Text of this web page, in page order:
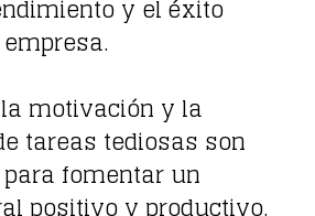
y el éxito
motivación y la
tareas tediosas son
fomentar un
positivo y productivo.